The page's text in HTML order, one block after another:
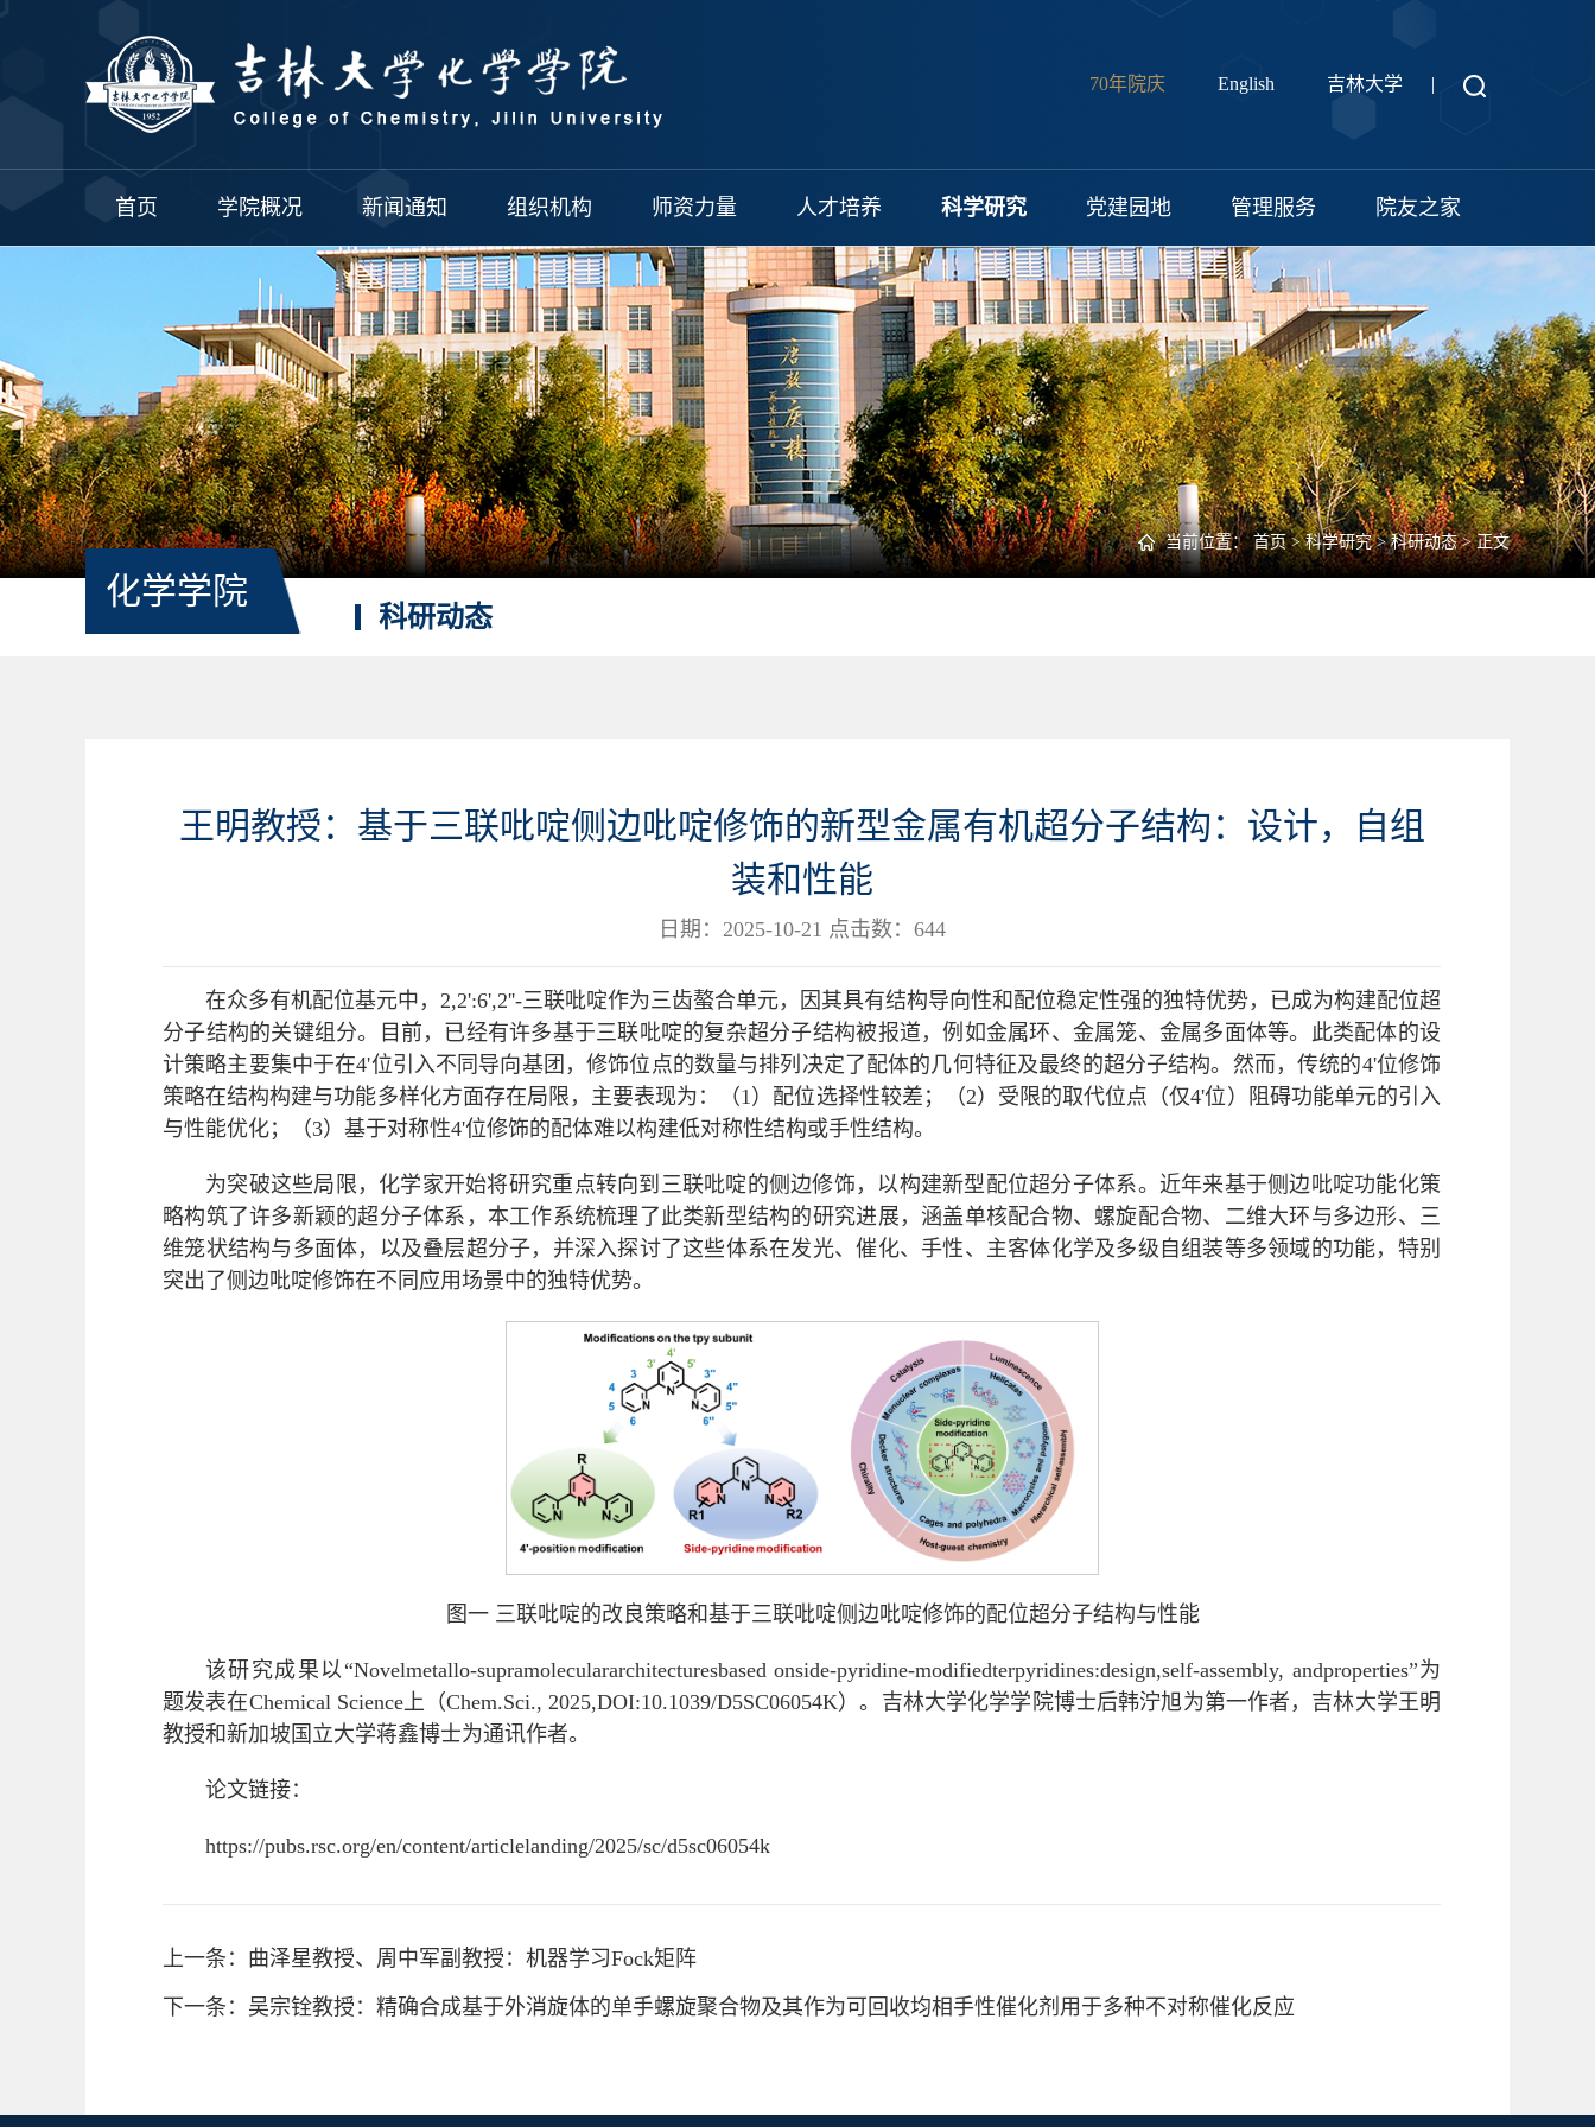
70年院庆 English 吉林大学 |
首页 学院概况 新闻通知 组织机构 师资力量 人才培养 科学研究 党建园地 管理服务 院友之家
当前位置：首页>科学研究>科研动态> 正文
化学学院
科研动态
王明教授：基于三联吡啶侧边吡啶修饰的新型金属有机超分子结构：设计，自组
装和性能
日期：2025-10-21 点击数： 644
在众多有机配位基元中，2,2':6',2''-三联吡啶作为三齿螯合单元，因其具有结构导向性和配位稳定性强的独特优势，已成为构建配位超
分子结构的关键组分。目前，已经有许多基于三联吡啶的复杂超分子结构被报道，例如金属环、金属笼、金属多面体等。此类配体的设
计策略主要集中于在4'位引入不同导向基团，修饰位点的数量与排列决定了配体的几何特征及最终的超分子结构。然而，传统的4'位修饰
策略在结构构建与功能多样化方面存在局限，主要表现为：（1）配位选择性较差；（2）受限的取代位点（仅4'位）阻碍功能单元的引入
与性能优化；（3）基于对称性4'位修饰的配体难以构建低对称性结构或手性结构。
为突破这些局限，化学家开始将研究重点转向到三联吡啶的侧边修饰，以构建新型配位超分子体系。近年来基于侧边吡啶功能化策
略构筑了许多新颖的超分子体系，本工作系统梳理了此类新型结构的研究进展，涵盖单核配合物、螺旋配合物、二维大环与多边形、三
维笼状结构与多面体，以及叠层超分子，并深入探讨了这些体系在发光、催化、手性、主客体化学及多级自组装等多领域的功能，特别
突出了侧边吡啶修饰在不同应用场景中的独特优势。
图一 三联吡啶的改良策略和基于三联吡啶侧边吡啶修饰的配位超分子结构与性能
该研究成果以“Novelmetallo-supramoleculararchitecturesbased onside-pyridine-modifiedterpyridines:design,self-assembly, andproperties”为
题发表在Chemical Science上（Chem.Sci., 2025,DOI:10.1039/D5SC06054K）。吉林大学化学学院博士后韩泞旭为第一作者，吉林大学王明
教授和新加坡国立大学蒋鑫博士为通讯作者。
论文链接：
https://pubs.rsc.org/en/content/articlelanding/2025/sc/d5sc06054k
上一条：曲泽星教授、周中军副教授：机器学习Fock矩阵
下一条：吴宗铨教授：精确合成基于外消旋体的单手螺旋聚合物及其作为可回收均相手性催化剂用于多种不对称催化反应